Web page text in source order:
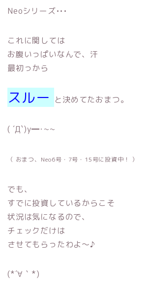
Neoシリーズ•••
これに関しては
お腹いっぱいなんで、汗
最初っから
スルー と決めてたおまつ。
( ´Д`)y━･~~
（ おまつ、Neo6号・7号・15号に投資中！ ）
でも、
すでに投資しているからこそ
状況は気になるので、
チェックだけは
させてもらったわよ〜♪
(*´∀｀*)